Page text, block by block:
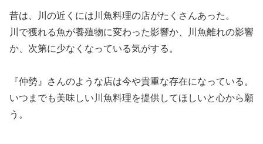
昔は、川の近くには川魚料理の店がたくさんあった。
川で獲れる魚が養殖物に変わった影響か、川魚離れの影響
か、次第に少なくなっている気がする。
『仲勢』さんのような店は今や貴重な存在になっている。
いつまでも美味しい川魚料理を提供してほしいと心から願
う。